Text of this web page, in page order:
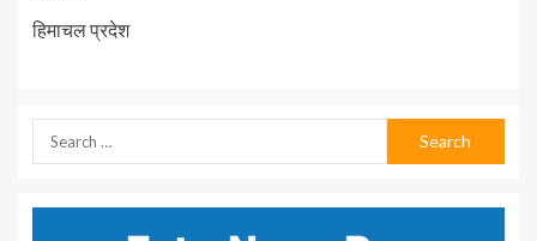
हिमाचल प्रदेश